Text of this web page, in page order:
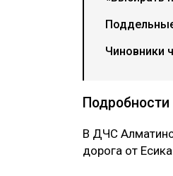
Чиновники
Подробности
В ДЧС
дорога от